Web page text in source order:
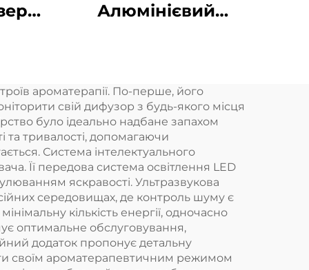
Алюмінієвий
аромат Машина
Електронний
аромат Безводний
hvac Диффузер
Готель
ароматерапії. По-перше, його
свій дифузор з будь-якого місця
було ідеально надбане запахом
та тривалості, допомагаючи
Система інтелектуального
Її передова система освітлення LED
яскравості. Ультразвукова
середовищах, де контроль шуму є
кількість енергії, одночасно
оптимальне обслуговування,
додаток пропонує детальну
своїм ароматерапевтичним режимом